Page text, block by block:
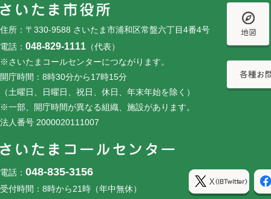
住所：〒330-9588 さいたま市浦和区常盤六丁目4番4号
電話： 048-829-1111 （代表）
※さいたまコールセンターにつながります。
開庁時間：8時30分から17時15分
（土曜日、日曜日、祝日、休日、年末年始を除く）
※一部、開庁時間が異なる組織、施設があります。
法人番号 2000020111007
電話： 048-835-3156
受付時間：8時から21時（年中無休）